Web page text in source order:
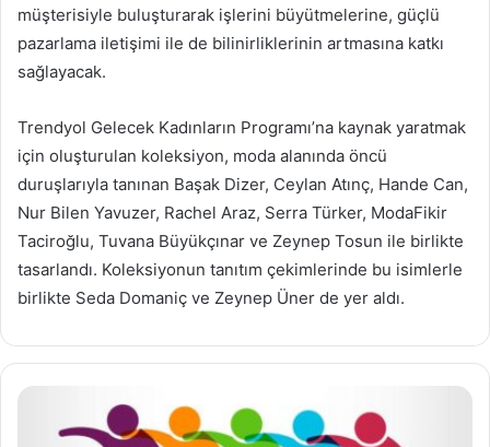
müşterisiyle buluşturarak işlerini büyütmelerine, güçlü
pazarlama iletişimi ile de bilinirliklerinin artmasına katkı
sağlayacak.
Trendyol Gelecek Kadınların Programı’na kaynak yaratmak
için oluşturulan koleksiyon, moda alanında öncü
duruşlarıyla tanınan Başak Dizer, Ceylan Atınç, Hande Can,
Nur Bilen Yavuzer, Rachel Araz, Serra Türker, ModaFikir
Taciroğlu, Tuvana Büyükçınar ve Zeynep Tosun ile birlikte
tasarlandı. Koleksiyonun tanıtım çekimlerinde bu isimlerle
birlikte Seda Domaniç ve Zeynep Üner de yer aldı.